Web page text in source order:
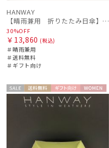
HANWAY
【晴雨兼用 折りたたみ日傘】ハンウェイ（ＨＡＮＷＡＹ）Margot（マーゴット）
30%OFF
￥13,860 (税込)
＃晴雨兼用
＃送料無料
＃ギフト向け
セー 送料無
料
ギフト
向け
WOME
N